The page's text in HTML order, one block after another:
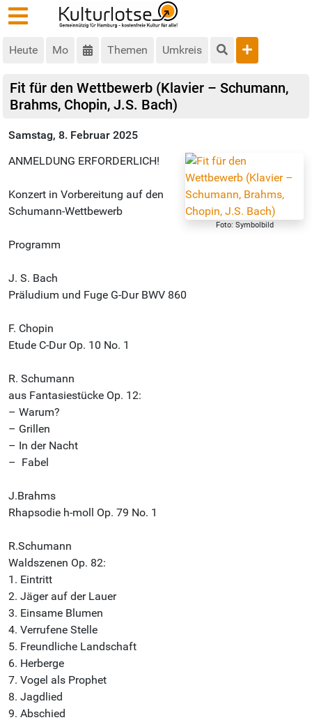
Heute Mo Themen Umkreis
Fit für den Wettbewerb (Klavier – Schumann,
Brahms, Chopin, J.S. Bach)
Samstag, 8. Februar 2025
Foto: Symbolbild
ANMELDUNG ERFORDERLICH!
Konzert in Vorbereitung auf den
Schumann-Wettbewerb
Programm
J. S. Bach
Präludium und Fuge G-Dur BWV 860
F. Chopin
Etude C-Dur Op. 10 No. 1
R. Schumann
aus Fantasiestücke Op. 12:
– Warum?
– Grillen
– In der Nacht
– ⁠ Fabel
J.Brahms
Rhapsodie h-moll Op. 79 No. 1
R.Schumann
Waldszenen Op. 82:
1. Eintritt
2. Jäger auf der Lauer
3. Einsame Blumen
4. Verrufene Stelle
5. Freundliche Landschaft
6. Herberge
7. Vogel als Prophet
8. Jagdlied
9. Abschied